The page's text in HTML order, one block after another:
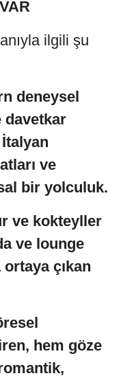
ilgili şu
deneysel
davetkar
ve
bir yolculuk.
ve kokteyller
ve lounge
çıkan
hem göze